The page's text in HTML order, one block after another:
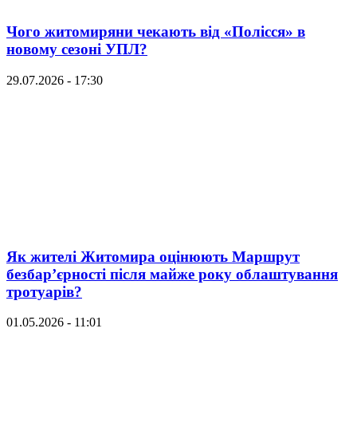
Чого житомиряни чекають від «Полісся» в
новому сезоні УПЛ?
29.07.2026 - 17:30
Як жителі Житомира оцінюють Маршрут
безбар’єрності після майже року облаштування
тротуарів?
01.05.2026 - 11:01